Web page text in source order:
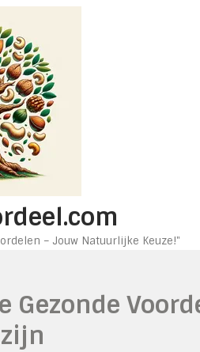
– Jouw Natuurlijke Keuze!"
Gezonde